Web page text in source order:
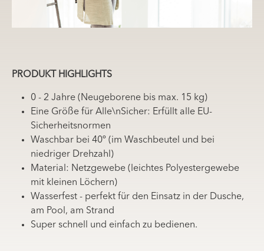
PRODUKT HIGHLIGHTS
0 - 2 Jahre (Neugeborene bis max. 15 kg)
Eine Größe für Alle\nSicher: Erfüllt alle EU-
Sicherheitsnormen
Waschbar bei 40º (im Waschbeutel und bei
niedriger Drehzahl)
Material: Netzgewebe (leichtes Polyestergewebe
mit kleinen Löchern)
Wasserfest - perfekt für den Einsatz in der Dusche,
am Pool, am Strand
Super schnell und einfach zu bedienen.